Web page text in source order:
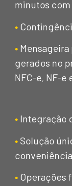
minutos
•
•
gerados no
NFC-e, NF-e
• Integração
• Solução
conveniência
• Operações